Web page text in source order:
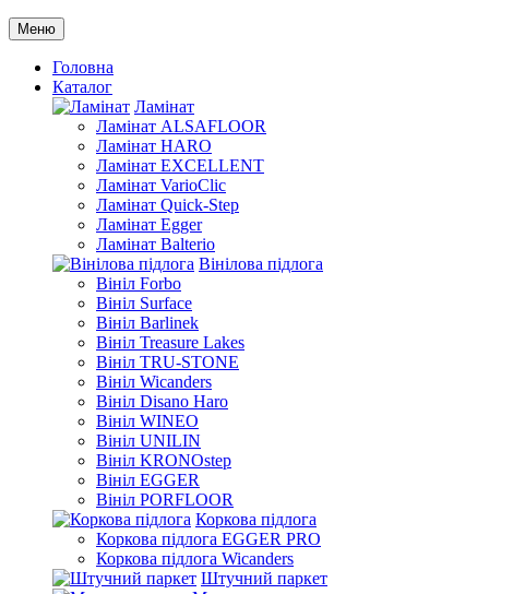
Меню
Головна
Каталог
Ламінат
Ламінат ALSAFLOOR
Ламінат HARO
Ламінат EXCELLENT
Ламінат VarioClic
Ламінат Quick-Step
Ламінат Egger
Ламінат Balterio
Вінілова підлога
Вініл Forbo
Вініл Surface
Вініл Barlinek
Вініл Treasure Lakes
Вініл TRU-STONE
Вініл Wicanders
Вініл Disano Haro
Вініл WINEO
Вініл UNILIN
Вініл KRONOstep
Вініл EGGER
Вініл PORFLOOR
Коркова підлога
Коркова підлога EGGER PRO
Коркова підлога Wicanders
Штучний паркет